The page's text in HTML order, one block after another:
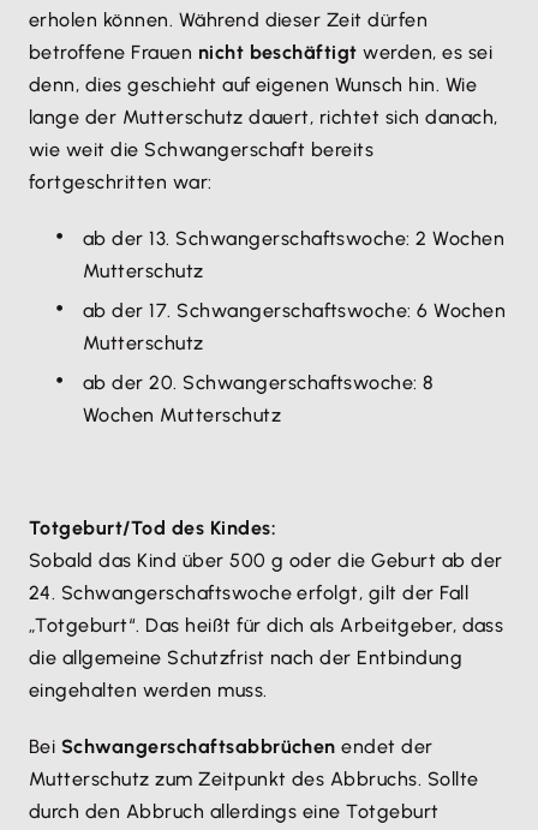
erholen können. Während dieser Zeit dürfen
betroffene Frauen nicht beschäftigt werden, es sei
denn, dies geschieht auf eigenen Wunsch hin. Wie
lange der Mutterschutz dauert, richtet sich danach,
wie weit die Schwangerschaft bereits
fortgeschritten war:
ab der 13. Schwangerschaftswoche: 2 Wochen
Mutterschutz
ab der 17. Schwangerschaftswoche: 6 Wochen
Mutterschutz
ab der 20. Schwangerschaftswoche: 8
Wochen Mutterschutz
Totgeburt/Tod des Kindes:
Sobald das Kind über 500 g oder die Geburt ab der
24. Schwangerschaftswoche erfolgt, gilt der Fall
„Totgeburt“. Das heißt für dich als Arbeitgeber, dass
die allgemeine Schutzfrist nach der Entbindung
eingehalten werden muss.
Bei Schwangerschaftsabbrüchenendet der
Mutterschutz zum Zeitpunkt des Abbruchs. Sollte
durch den Abbruch allerdings eine Totgeburt